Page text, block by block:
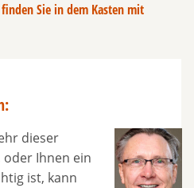
Sie in dem Kasten mit
dieser
oder Ihnen ein
ist, kann